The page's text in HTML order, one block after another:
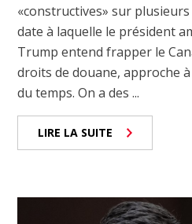
«constructives» sur
date à laquelle le président
Trump entend frapper le
droits de douane, approche
du temps. On a des ...
LIRE LA SUITE